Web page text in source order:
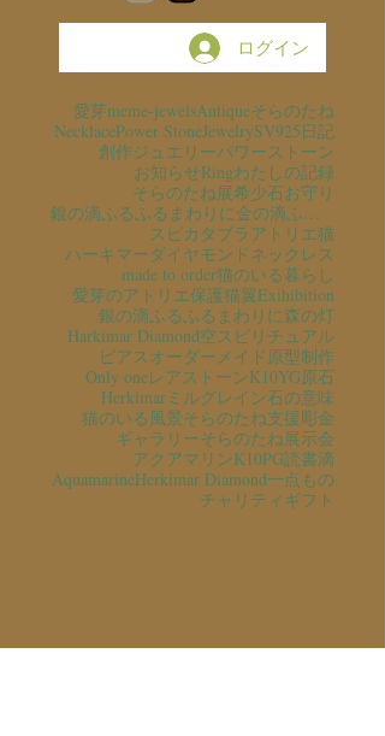
ログイン
愛芽meme-jewelsAntiqueそらのたね
NecklacePower StoneJewelrySV925日記
創作ジュエリーパワーストーン
お知らせRingわたしの記録
そらのたね展希少石お守り
銀の滴ふるふるまわりに金の滴ふるふるまわりに
スピカタブラ アトリエ猫
ハーキマーダイヤモンドネックレス
made to order猫のいる暮らし
愛芽のアトリエ保護猫翼Exihibition
銀の滴ふるふるまわりに森の灯
Harkimar Diamond空スピリチュアル
ピアスオーダーメイド原型制作
Only oneレアストーンK10YG原石
Herkimarミルグレイン石の意味
猫のいる風景そらのたね支援彫金
ギャラリーそらのたね展示会
アクアマリンK10PG読書滴
AquamarineHerkimar Diamond一点もの
チャリティ ギフト